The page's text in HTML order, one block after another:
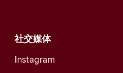
社交媒体
Instagram